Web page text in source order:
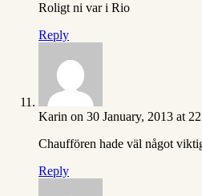
Roligt ni var i Rio
Reply
Karin on 30 January, 2013 at
Chauffören hade väl något
Reply